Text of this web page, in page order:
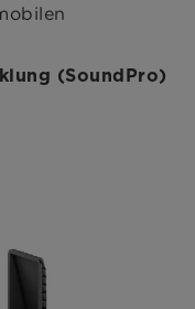
(SoundPro)